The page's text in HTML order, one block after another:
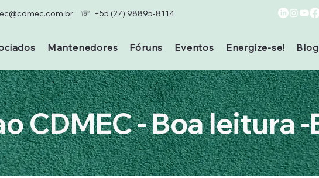
☏ +55 (27) 98895-8114
Mantenedores Fóruns Eventos Energize-se! Blog
CDMEC - Boa leitura -